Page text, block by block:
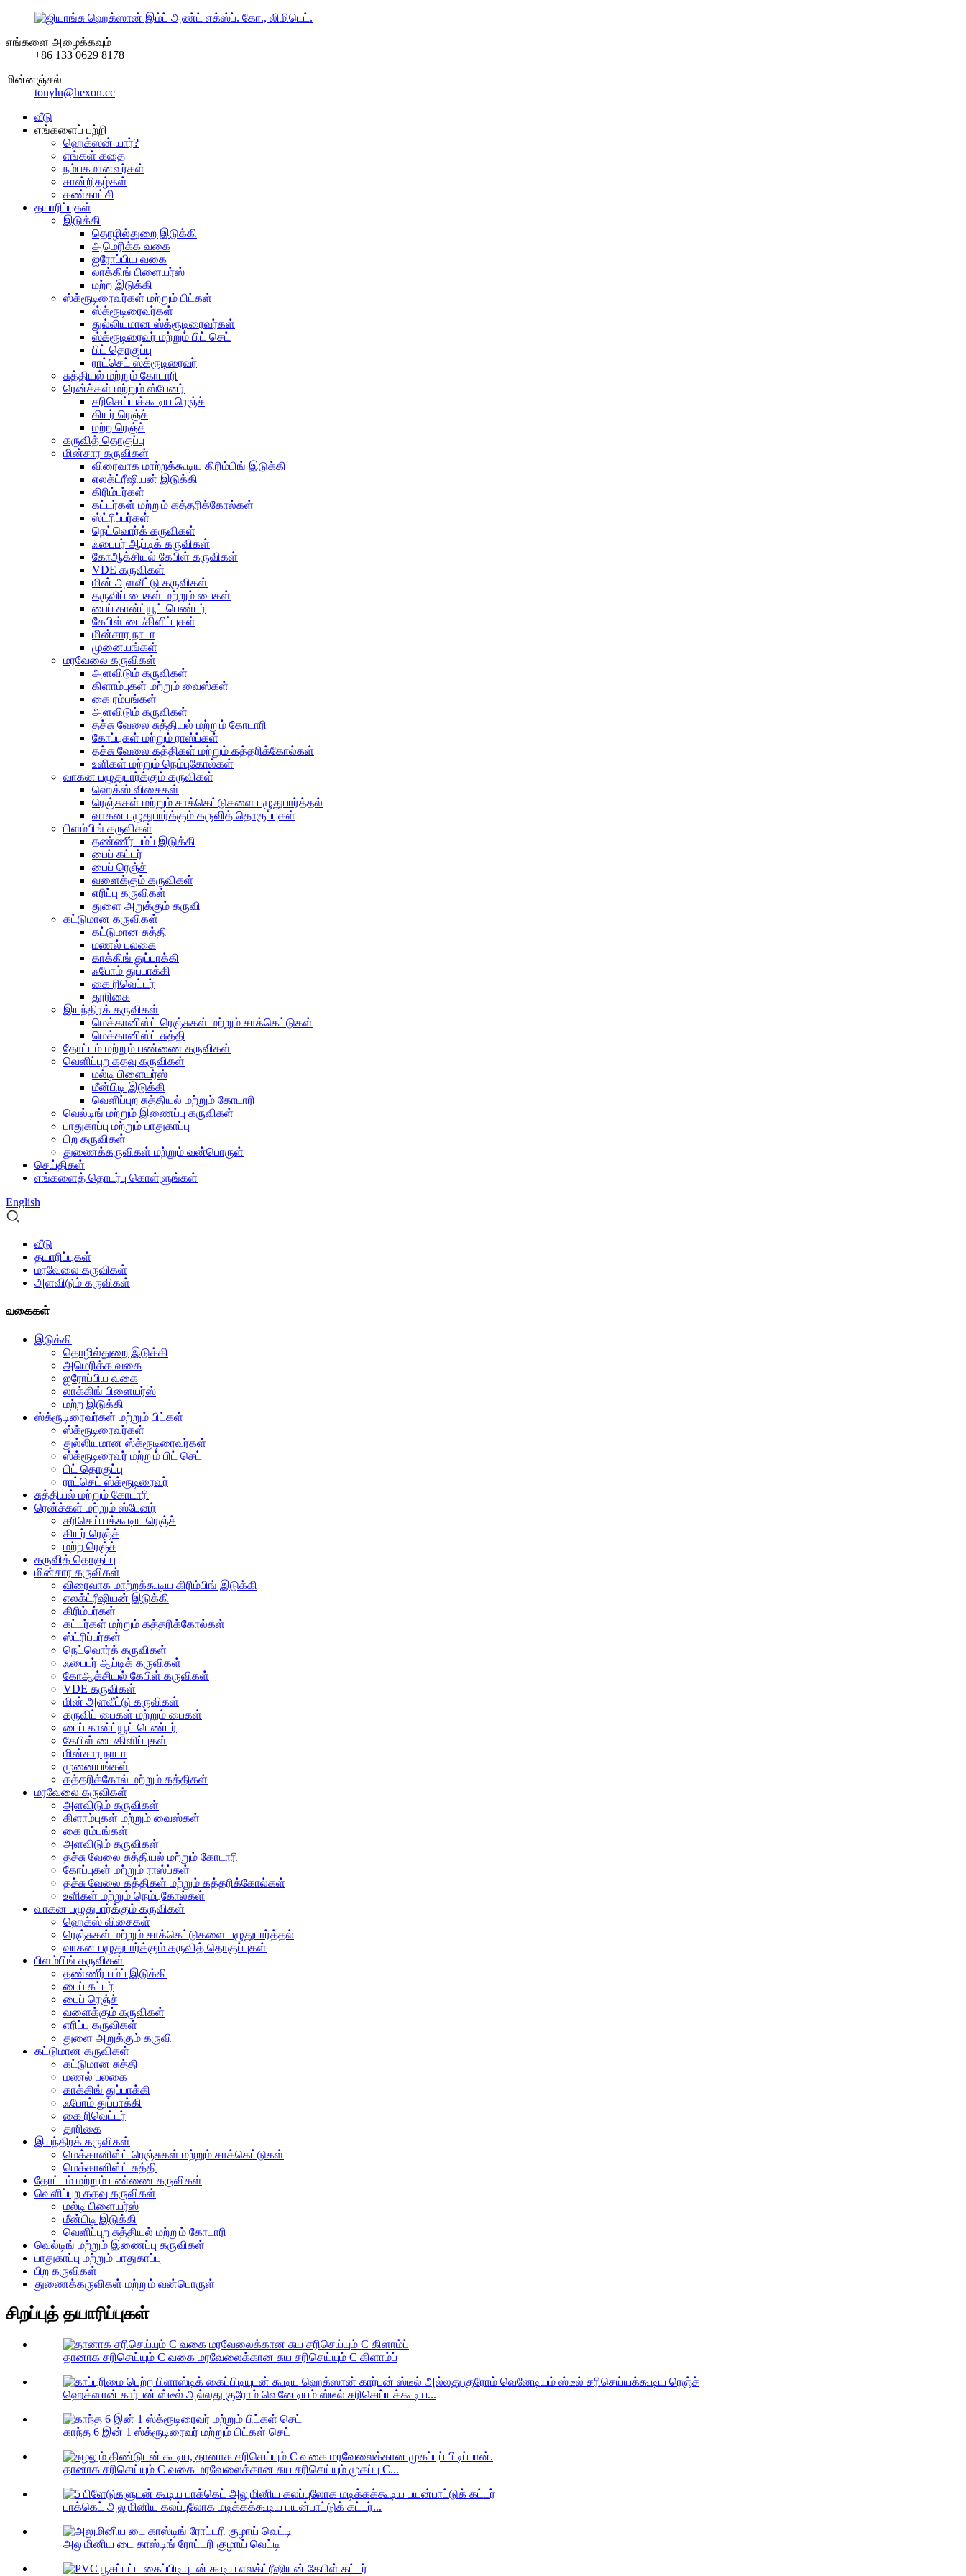
எங்களை அழைக்கவும்
+86 133 0629 8178
மின்னஞ்சல்
tonylu@hexon.cc
வீடு
எங்களைப் பற்றி
ஹெக்ஸன் யார்?
எங்கள் கதை
நம்பகமானவர்கள்
சான்றிதழ்கள்
கண்காட்சி
தயாரிப்புகள்
இடுக்கி
தொழில்துறை இடுக்கி
அமெரிக்க வகை
ஐரோப்பிய வகை
லாக்கிங் பிளையர்ஸ்
மற்ற இடுக்கி
ஸ்க்ரூடிரைவர்கள் மற்றும் பிட்கள்
ஸ்க்ரூடிரைவர்கள்
துல்லியமான ஸ்க்ரூடிரைவர்கள்
ஸ்க்ரூடிரைவர் மற்றும் பிட் செட்
பிட் தொகுப்பு
ராட்செட் ஸ்க்ரூடிரைவர்
சுத்தியல் மற்றும் கோடாரி
ரென்ச்கள் மற்றும் ஸ்பேனர்
சரிசெய்யக்கூடிய ரெஞ்ச்
கியர் ரெஞ்ச்
மற்ற ரெஞ்ச்
கருவித் தொகுப்பு
மின்சார கருவிகள்
விரைவாக மாற்றக்கூடிய கிரிம்பிங் இடுக்கி
எலக்ட்ரீஷியன் இடுக்கி
கிரிம்பர்கள்
கட்டர்கள் மற்றும் கத்தரிக்கோல்கள்
ஸ்ட்ரிப்பர்கள்
நெட்வொர்க் கருவிகள்
ஃபைபர் ஆப்டிக் கருவிகள்
கோஆக்சியல் கேபிள் கருவிகள்
VDE கருவிகள்
மின் அளவீட்டு கருவிகள்
கருவிப் பைகள் மற்றும் பைகள்
பைப் கான்ட்யூட் பெண்டர்
கேபிள் டை/கிளிப்புகள்
மின்சார நாடா
முனையங்கள்
மரவேலை கருவிகள்
அளவிடும் கருவிகள்
கிளாம்புகள் மற்றும் வைஸ்கள்
கை ரம்பங்கள்
அளவிடும் கருவிகள்
தச்சு வேலை சுத்தியல் மற்றும் கோடாரி
கோப்புகள் மற்றும் ராஸ்ப்கள்
தச்சு வேலை கத்திகள் மற்றும் கத்தரிக்கோல்கள்
உளிகள் மற்றும் நெம்புகோல்கள்
வாகன பழுதுபார்க்கும் கருவிகள்
ஹெக்ஸ் விசைகள்
ரெஞ்சுகள் மற்றும் சாக்கெட்டுகளை பழுதுபார்த்தல்
வாகன பழுதுபார்க்கும் கருவித் தொகுப்புகள்
பிளம்பிங் கருவிகள்
தண்ணீர் பம்ப் இடுக்கி
பைப் கட்டர்
பைப் ரெஞ்ச்
வளைக்கும் கருவிகள்
எரிப்பு கருவிகள்
துளை அறுக்கும் கருவி
கட்டுமான கருவிகள்
கட்டுமான சுத்தி
மணல் பலகை
காக்கிங் துப்பாக்கி
ஃபோம் துப்பாக்கி
கை ரிவெட்டர்
தூரிகை
இயந்திரக் கருவிகள்
மெக்கானிஸ்ட் ரெஞ்சுகள் மற்றும் சாக்கெட்டுகள்
மெக்கானிஸ்ட் சுத்தி
தோட்டம் மற்றும் பண்ணை கருவிகள்
வெளிப்புற கதவு கருவிகள்
மல்டி பிளையர்ஸ்
மீன்பிடி இடுக்கி
வெளிப்புற சுத்தியல் மற்றும் கோடாரி
வெல்டிங் மற்றும் இணைப்பு கருவிகள்
பாதுகாப்பு மற்றும் பாதுகாப்பு
பிற கருவிகள்
துணைக்கருவிகள் மற்றும் வன்பொருள்
செய்திகள்
எங்களைத் தொடர்பு கொள்ளுங்கள்
English
வீடு
தயாரிப்புகள்
மரவேலை கருவிகள்
அளவிடும் கருவிகள்
வகைகள்
இடுக்கி
தொழில்துறை இடுக்கி
அமெரிக்க வகை
ஐரோப்பிய வகை
லாக்கிங் பிளையர்ஸ்
மற்ற இடுக்கி
ஸ்க்ரூடிரைவர்கள் மற்றும் பிட்கள்
ஸ்க்ரூடிரைவர்கள்
துல்லியமான ஸ்க்ரூடிரைவர்கள்
ஸ்க்ரூடிரைவர் மற்றும் பிட் செட்
பிட் தொகுப்பு
ராட்செட் ஸ்க்ரூடிரைவர்
சுத்தியல் மற்றும் கோடாரி
ரென்ச்கள் மற்றும் ஸ்பேனர்
சரிசெய்யக்கூடிய ரெஞ்ச்
கியர் ரெஞ்ச்
மற்ற ரெஞ்ச்
கருவித் தொகுப்பு
மின்சார கருவிகள்
விரைவாக மாற்றக்கூடிய கிரிம்பிங் இடுக்கி
எலக்ட்ரீஷியன் இடுக்கி
கிரிம்பர்கள்
கட்டர்கள் மற்றும் கத்தரிக்கோல்கள்
ஸ்ட்ரிப்பர்கள்
நெட்வொர்க் கருவிகள்
ஃபைபர் ஆப்டிக் கருவிகள்
கோஆக்சியல் கேபிள் கருவிகள்
VDE கருவிகள்
மின் அளவீட்டு கருவிகள்
கருவிப் பைகள் மற்றும் பைகள்
பைப் கான்ட்யூட் பெண்டர்
கேபிள் டை/கிளிப்புகள்
மின்சார நாடா
முனையங்கள்
கத்தரிக்கோல் மற்றும் கத்திகள்
மரவேலை கருவிகள்
அளவிடும் கருவிகள்
கிளாம்புகள் மற்றும் வைஸ்கள்
கை ரம்பங்கள்
அளவிடும் கருவிகள்
தச்சு வேலை சுத்தியல் மற்றும் கோடாரி
கோப்புகள் மற்றும் ராஸ்ப்கள்
தச்சு வேலை கத்திகள் மற்றும் கத்தரிக்கோல்கள்
உளிகள் மற்றும் நெம்புகோல்கள்
வாகன பழுதுபார்க்கும் கருவிகள்
ஹெக்ஸ் விசைகள்
ரெஞ்சுகள் மற்றும் சாக்கெட்டுகளை பழுதுபார்த்தல்
வாகன பழுதுபார்க்கும் கருவித் தொகுப்புகள்
பிளம்பிங் கருவிகள்
தண்ணீர் பம்ப் இடுக்கி
பைப் கட்டர்
பைப் ரெஞ்ச்
வளைக்கும் கருவிகள்
எரிப்பு கருவிகள்
துளை அறுக்கும் கருவி
கட்டுமான கருவிகள்
கட்டுமான சுத்தி
மணல் பலகை
காக்கிங் துப்பாக்கி
ஃபோம் துப்பாக்கி
கை ரிவெட்டர்
தூரிகை
இயந்திரக் கருவிகள்
மெக்கானிஸ்ட் ரெஞ்சுகள் மற்றும் சாக்கெட்டுகள்
மெக்கானிஸ்ட் சுத்தி
தோட்டம் மற்றும் பண்ணை கருவிகள்
வெளிப்புற கதவு கருவிகள்
மல்டி பிளையர்ஸ்
மீன்பிடி இடுக்கி
வெளிப்புற சுத்தியல் மற்றும் கோடாரி
வெல்டிங் மற்றும் இணைப்பு கருவிகள்
பாதுகாப்பு மற்றும் பாதுகாப்பு
பிற கருவிகள்
துணைக்கருவிகள் மற்றும் வன்பொருள்
சிறப்புத் தயாரிப்புகள்
தானாக சரிசெய்யும் C வகை மரவேலைக்கான சுய சரிசெய்யும் C கிளாம்ப்
ஹெக்ஸான் கார்பன் ஸ்டீல் அல்லது குரோம் வெனேடியம் ஸ்டீல் சரிசெய்யக்கூடிய...
காந்த 6 இன் 1 ஸ்க்ரூடிரைவர் மற்றும் பிட்கள் செட்
தானாக சரிசெய்யும் C வகை மரவேலைக்கான சுய சரிசெய்யும் முகப்பு C...
பாக்கெட் அலுமினிய கலப்புலோக மடிக்கக்கூடிய பயன்பாட்டுக் கட்டர்...
அலுமினிய டை காஸ்டிங் ரோட்டரி குழாய் வெட்டி